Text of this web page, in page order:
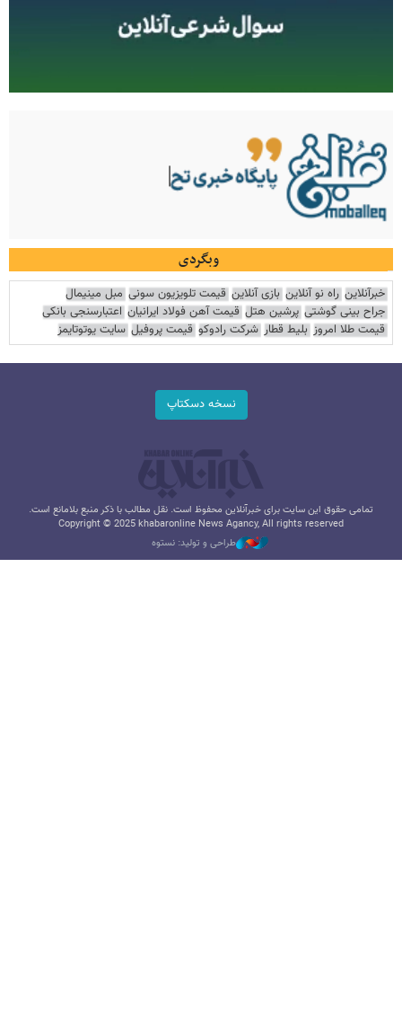
وبگردی
خبرآنلاین راه نو آنلاین بازی آنلاین قیمت تلویزیون سونی مبل مینیمال
جراح بینی گوشتی پرشین هتل قیمت آهن فولاد ایرانیان اعتبارسنجی بانکی
قیمت طلا امروز بلیط قطار شرکت رادوکو قیمت پروفیل سایت یوتوتایمز
نسخه دسکتاپ
تمامی حقوق این سایت برای خبرآنلاین محفوظ است. نقل مطالب با ذکر منبع بلامانع است.
Copyright © 2025 khabaronline News Agancy, All rights reserved
طراحی و تولید: نستوه